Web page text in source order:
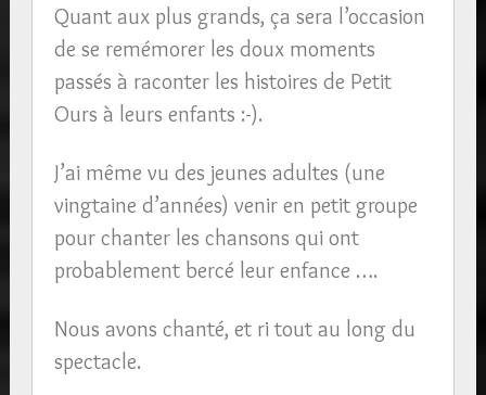
Quant aux plus grands, ça sera l’occasion
de se remémorer les doux moments
passés à raconter les histoires de Petit
Ours à leurs enfants :-).
J’ai même vu des jeunes adultes (une
vingtaine d’années) venir en petit groupe
pour chanter les chansons qui ont
probablement bercé leur enfance ….
Nous avons chanté, et ri tout au long du
spectacle.